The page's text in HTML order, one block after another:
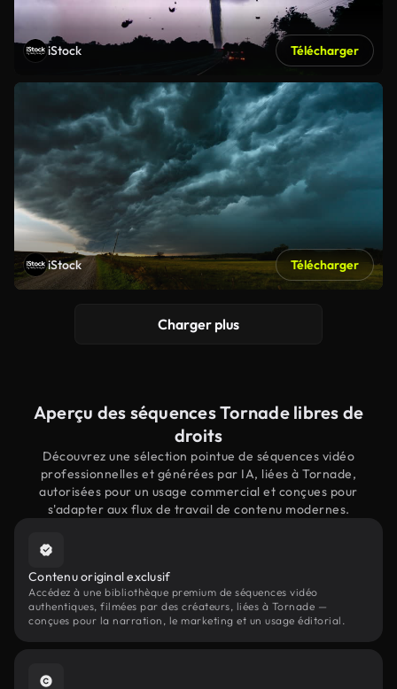
iStock Télécharger
iStock Télécharger
Charger plus
Aperçu des séquences Tornade libres de
droits
Découvrez une sélection pointue de séquences vidéo
professionnelles et générées par IA, liées à Tornade,
autorisées pour un usage commercial et conçues pour
s'adapter aux flux de travail de contenu modernes.
Contenu original exclusif
Accédez à une bibliothèque premium de séquences vidéo
authentiques, filmées par des créateurs, liées à Tornade —
conçues pour la narration, le marketing et un usage éditorial.